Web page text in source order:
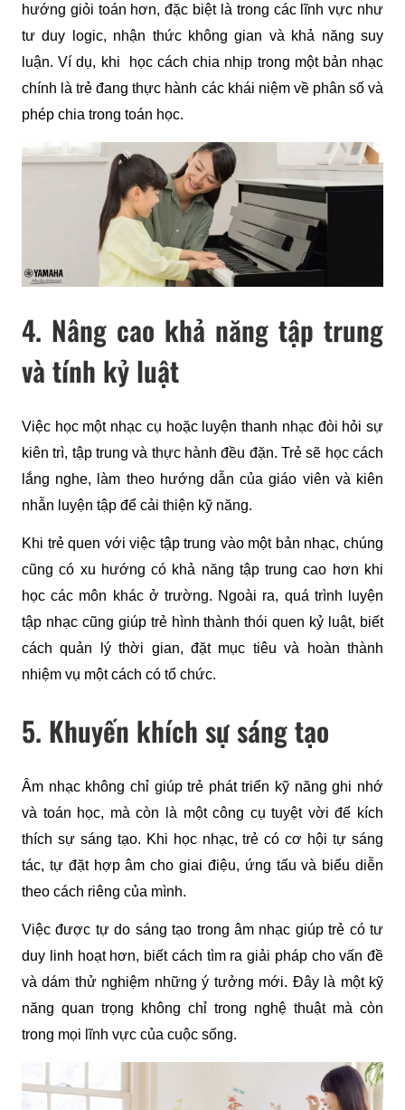
hướng giỏi toán hơn, đặc biệt là trong các lĩnh vực như
tư duy logic, nhận thức không gian và khả năng suy
luận. Ví dụ, khi  học cách chia nhịp trong một bản nhạc
chính là trẻ đang thực hành các khái niệm về phân số và
phép chia trong toán học.
4. Nâng cao khả năng tập trung
và tính kỷ luật
Việc học một nhạc cụ hoặc luyện thanh nhạc đòi hỏi sự
kiên trì, tập trung và thực hành đều đặn. Trẻ sẽ học cách
lắng nghe, làm theo hướng dẫn của giáo viên và kiên
nhẫn luyện tập để cải thiện kỹ năng.
Khi trẻ quen với việc tập trung vào một bản nhạc, chúng
cũng có xu hướng có khả năng tập trung cao hơn khi
học các môn khác ở trường. Ngoài ra, quá trình luyện
tập nhạc cũng giúp trẻ hình thành thói quen kỷ luật, biết
cách quản lý thời gian, đặt mục tiêu và hoàn thành
nhiệm vụ một cách có tổ chức.
5. Khuyến khích sự sáng tạo
Âm nhạc không chỉ giúp trẻ phát triển kỹ năng ghi nhớ
và toán học, mà còn là một công cụ tuyệt vời để kích
thích sự sáng tạo. Khi học nhạc, trẻ có cơ hội tự sáng
tác, tự đặt hợp âm cho giai điệu, ứng tấu và biểu diễn
theo cách riêng của mình.
Việc được tự do sáng tạo trong âm nhạc giúp trẻ có tư
duy linh hoạt hơn, biết cách tìm ra giải pháp cho vấn đề
và dám thử nghiệm những ý tưởng mới. Đây là một kỹ
năng quan trọng không chỉ trong nghệ thuật mà còn
trong mọi lĩnh vực của cuộc sống.